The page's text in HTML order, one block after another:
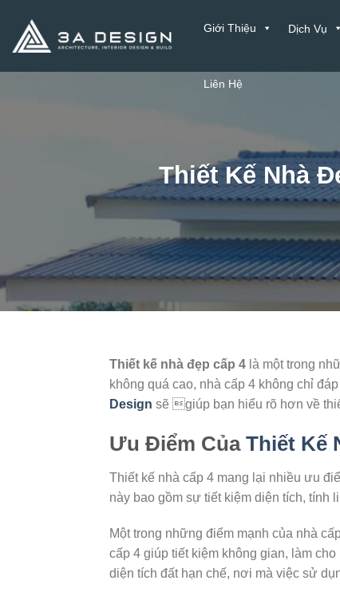
nội
dung
Giới Thiệu Dịch Vụ
Liên Hệ
Thiết Kế Nhà
Thiết kế nhà đẹp cấp 4 là một trong
không quá cao, nhà cấp 4 không chỉ
Design sẽ giúp bạn hiểu rõ hơn về
Ưu Điểm Của Thiết Kế
Thiết kế nhà cấp 4 mang lại nhiều ưu
này bao gồm sự tiết kiệm diện tích, tính
Một trong những điểm mạnh của nhà
cấp 4 giúp tiết kiệm không gian, làm
diện tích đất hạn chế, nơi mà việc sử